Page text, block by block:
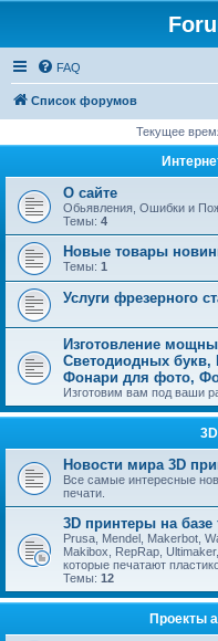
FAQ
Список форумов
Текущее
О сайте
Обьявления, Ошибки и
Темы: 4
Новые товары
Темы: 1
Услуги фрезерного
Изготовление
Светодиодных букв,
Фонари для фото,
Изготовим вам под ваши
Новости мира 3D
Все самые интересные
печати.
3D принтеры на базе
Prusa, Mendel, Makerbot,
Makibox, RepRap,
которые печатают
Темы: 12
Проекты